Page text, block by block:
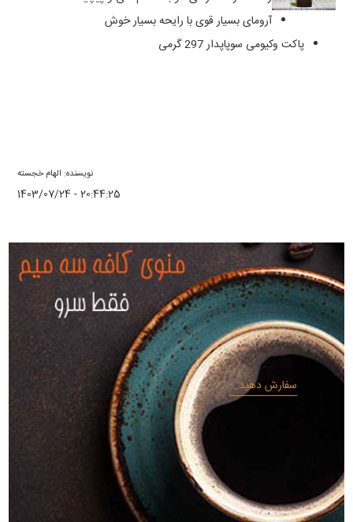
آرومای بسیار قوی با رایحه بسیار خوش
پاکت وکیومی سوپاپدار 297 گرمی
نویسنده: الهام خجسته
1403/07/24 - 20:44:25
سفارش دهید...